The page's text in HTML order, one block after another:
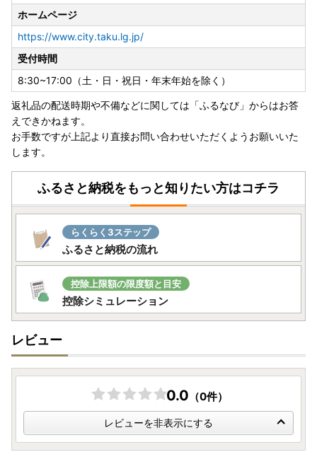
ホームページ
https://www.city.taku.lg.jp/
受付時間
8:30~17:00（土・日・祝日・年末年始を除く）
返礼品の配送時期や不備などに関しては「ふるなび」からはお答
えできかねます。
お手数ですが上記より直接お問い合わせいただくようお願いいた
します。
ふるさと納税をもっと知りたい方はコチラ
らくらく3ステップ
ふるさと納税の流れ
控除上限額の限度額と目安
控除シミュレーション
レビュー
0.0 （0件）
レビューを非表示にする